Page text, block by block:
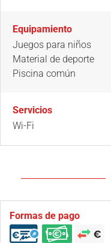
Equipamiento
Juegos para niños
Material de deporte
Piscina común
Servicios
Wi-Fi
Formas de pago